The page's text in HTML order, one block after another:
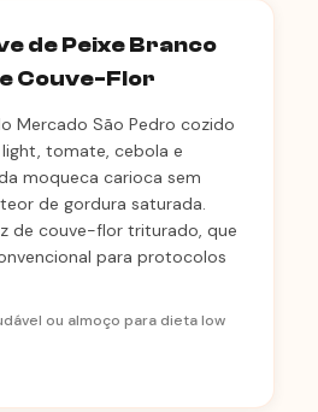
de Peixe Branco
Couve-Flor
Mercado São Pedro cozido
tomate, cebola e
moqueca carioca sem
de gordura saturada.
de couve-flor triturado, que
para protocolos
ou almoço para dieta low